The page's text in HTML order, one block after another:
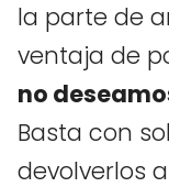
la parte de
ventaja de
no
Basta con
devolverlos